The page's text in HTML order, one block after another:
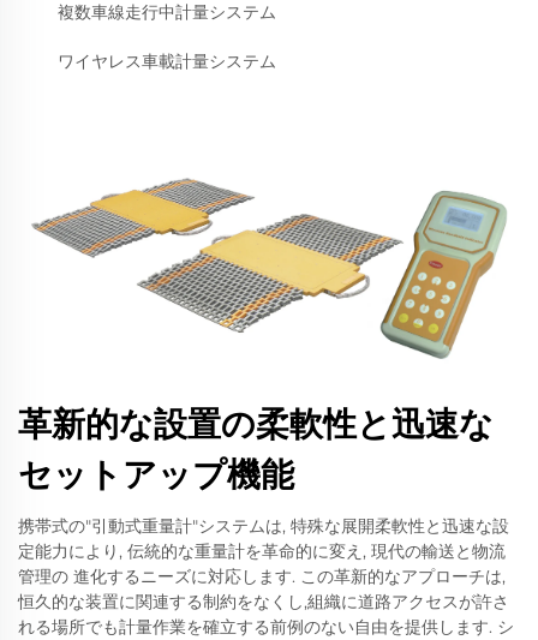
複数車線走行中計量システム
ワイヤレス車載計量システム
革新的な設置の柔軟性と迅速な
セットアップ機能
携帯式の"引動式重量計"システムは, 特殊な展開柔軟性と迅速な設
定能力により, 伝統的な重量計を革命的に変え, 現代の輸送と物流
管理の 進化するニーズに対応します. この革新的なアプローチは,
恒久的な装置に関連する制約をなくし,組織に道路アクセスが許さ
れる場所でも計量作業を確立する前例のない自由を提供します. シ